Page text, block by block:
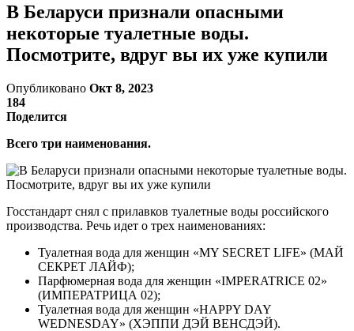
В Беларуси признали опасными
некоторые туалетные воды.
Посмотрите, вдруг вы их уже купили
Опубликовано Окт 8, 2023
184
Поделится
Всего три наименования.
Госстандарт снял с прилавков туалетные воды российского
производства. Речь идет о трех наименованиях:
Туалетная вода для женщин «MY SECRET LIFE» (МАЙ
СЕКРЕТ ЛАЙФ);
Парфюмерная вода для женщин «IMPERATRICE 02»
(ИМПЕРАТРИЦА 02);
Туалетная вода для женщин «HAPPY DAY
WEDNESDAY» (ХЭППИ ДЭЙ ВЕНСДЭЙ).